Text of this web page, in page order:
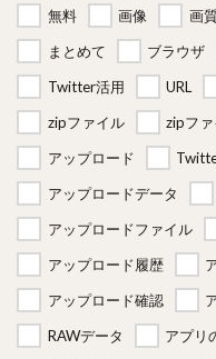
無料
画像 画
まとめて
ブラウザ
Twitter活用
URL
zipファイル
zipフ
アップロード
アップロードデータ
アップロードファイル
アップロード履歴
アップロード確認
RAWデータ
アプリ